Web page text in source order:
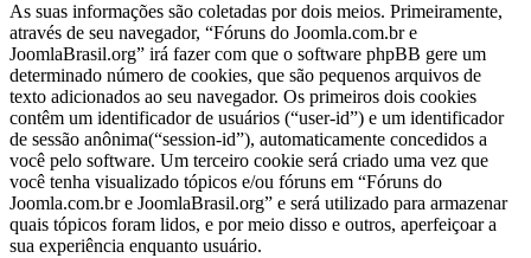
As suas informações são coletadas por dois meios. Primeiramente,
através de seu navegador, “Fóruns do Joomla.com.br e
JoomlaBrasil.org” irá fazer com que o software phpBB gere um
determinado número de cookies, que são pequenos arquivos de
texto adicionados ao seu navegador. Os primeiros dois cookies
contêm um identificador de usuários (“user-id”) e um identificador
de sessão anônima(“session-id”), automaticamente concedidos a
você pelo software. Um terceiro cookie será criado uma vez que
você tenha visualizado tópicos e/ou fóruns em “Fóruns do
Joomla.com.br e JoomlaBrasil.org” e será utilizado para armazenar
quais tópicos foram lidos, e por meio disso e outros, aperfeiçoar a
sua experiência enquanto usuário.